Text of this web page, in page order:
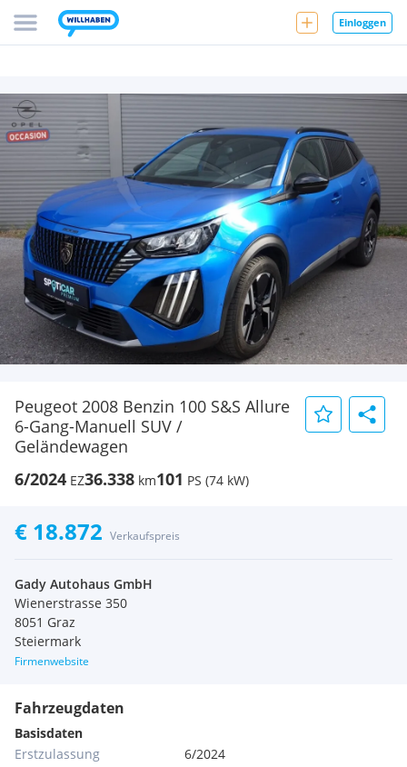
Einloggen
Peugeot 2008 Benzin 100 S&S Allure
6-Gang-Manuell SUV /
Geländewagen
6/2024 EZ36.338 km101 PS (74 kW)
€ 18.872 Verkaufspreis
Gady Autohaus GmbH
Wienerstrasse 350
8051 Graz
Steiermark
Firmenwebsite
Fahrzeugdaten
Basisdaten
Erstzulassung
6/2024